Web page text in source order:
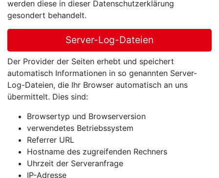
werden diese in dieser Datenschutzerklärung
gesondert behandelt.
Server-Log-Dateien
Der Provider der Seiten erhebt und speichert
automatisch Informationen in so genannten Server-
Log-Dateien, die Ihr Browser automatisch an uns
übermittelt. Dies sind:
Browsertyp und Browserversion
verwendetes Betriebssystem
Referrer URL
Hostname des zugreifenden Rechners
Uhrzeit der Serveranfrage
IP-Adresse